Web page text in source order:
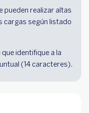
pueden realizar altas
cargas según listado
identifique a la
(14 caracteres).